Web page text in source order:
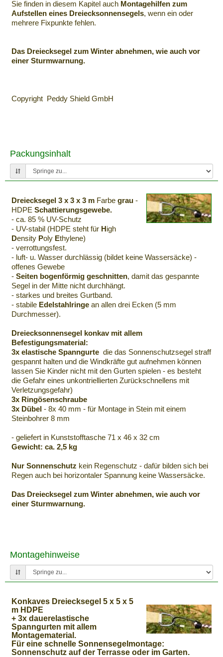
Sie finden in diesem Kapitel auch Montagehilfen zum
Aufstellen eines Dreiecksonnensegels, wenn ein oder
mehrere Fixpunkte fehlen.
Das Dreiecksegel zum Winter abnehmen, wie auch vor
einer Sturmwarnung.
Copyright Peddy Shield GmbH
Packungsinhalt
Dreiecksegel 3 x 3 x 3 m Farbe grau -
HDPE Schattierungsgewebe.
- ca. 85 % UV-Schutz
- UV-stabil (HDPE steht für High
Density Poly Ethylene)
- verrottungsfest.
- luft- u. Wasser durchlässig (bildet keine Wassersäcke) -
offenes Gewebe
- Seiten bogenförmig geschnitten, damit das gespannte
Segel in der Mitte nicht durchhängt.
- starkes und breites Gurtband.
- stabile Edelstahlringe an allen drei Ecken (5 mm
Durchmesser).
Dreiecksonnensegel konkav mit allem
Befestigungsmaterial:
3x elastische Spanngurte die das Sonnenschutzsegel straff
gespannt halten und die Windkräfte gut aufnehmen können
lassen Sie Kinder nicht mit den Gurten spielen - es besteht
die Gefahr eines unkontriellierten Zurückschnellens mit
Verletzungsgefahr)
3x Ringösenschraube
3x Dübel - 8x 40 mm - für Montage in Stein mit einem
Steinbohrer 8 mm
- geliefert in Kunststofftasche 71 x 46 x 32 cm
Gewicht: ca. 2,5 kg
Nur Sonnenschutz kein Regenschutz - dafür bilden sich bei
Regen auch bei horizontaler Spannung keine Wassersäcke.
Das Dreiecksegel zum Winter abnehmen, wie auch vor
einer Sturmwarnung.
Montagehinweise
Konkaves Dreiecksegel 5 x 5 x 5
m HDPE
+ 3x dauerelastische
Spanngurten mit allem
Montagematerial.
Für eine schnelle Sonnensegelmontage:
Sonnenschutz auf der Terrasse oder im Garten.